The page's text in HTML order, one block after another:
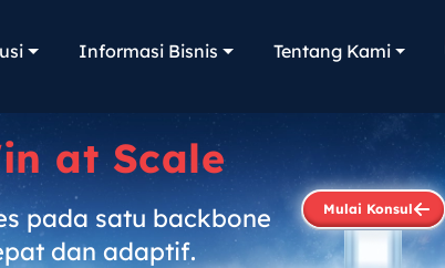
Informasi Bisnis Tentang Kami
at Scale
pada satu backbone
dan adaptif.
Mulai Konsul